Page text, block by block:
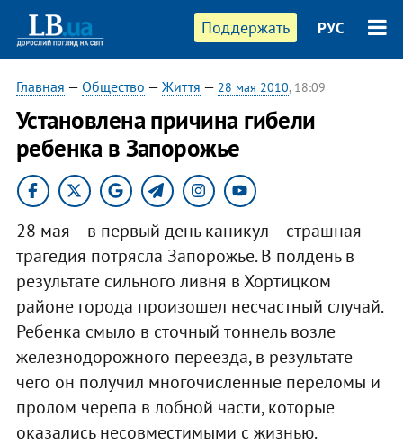
Поддержать РУС
Главная — Общество — Життя — 28 мая 2010, 18:09
Установлена причина гибели
ребенка в Запорожье
28 мая – в первый день каникул – страшная
трагедия потрясла Запорожье. В полдень в
результате сильного ливня в Хортицком
районе города произошел несчастный случай.
Ребенка смыло в сточный тоннель возле
железнодорожного переезда, в результате
чего он получил многочисленные переломы и
пролом черепа в лобной части, которые
оказались несовместимыми с жизнью.